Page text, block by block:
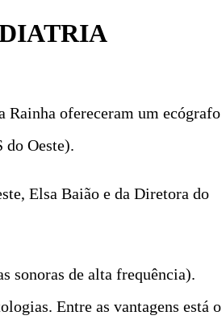
Rainha ofereceram um ecógrafo
do Oeste).
Elsa Baião e da Diretora do
sonoras de alta frequência).
Entre as vantagens está o